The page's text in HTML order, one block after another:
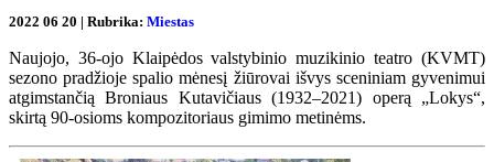
2022 06 20 | Rubrika: Miestas
Naujojo, 36-ojo Klaipėdos valstybinio muzikinio teatro (KVMT)
sezono pradžioje spalio mėnesį žiūrovai išvys sceniniam gyvenimui
atgimstančią Broniaus Kutavičiaus (1932–2021) operą „Lokys“,
skirtą 90-osioms kompozitoriaus gimimo metinėms.